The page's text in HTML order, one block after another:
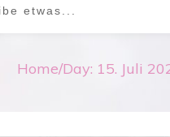
Home/Day: 15. Juli